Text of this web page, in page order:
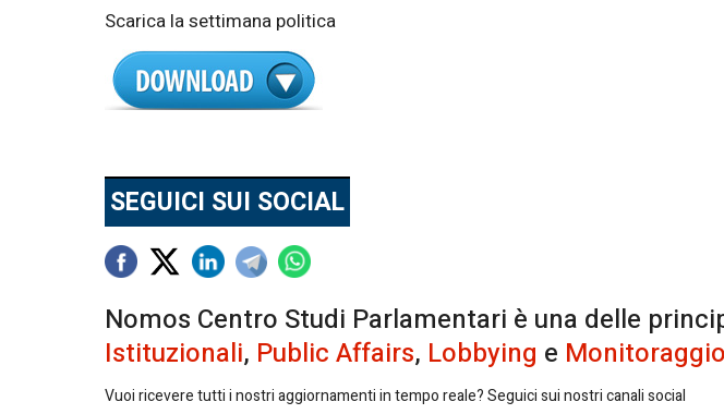
Scarica la settimana politica
SEGUICI SUI SOCIAL
Nomos Centro Studi Parlamentari è una delle
Istituzionali, Public Affairs, Lobbying e
Vuoi ricevere tutti i nostri aggiornamenti in tempo reale? Seguici sui nostri canali social